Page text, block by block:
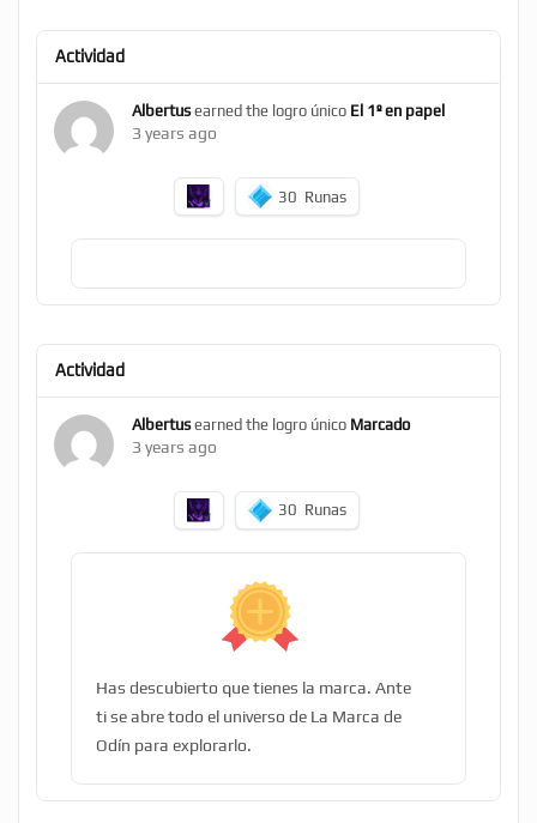
Actividad
Albertusearned the logro único El 1º en papel
3 years ago
30 Runas
Actividad
Albertusearned the logro único Marcado
3 years ago
30 Runas
Has descubierto que tienes la marca. Ante
ti se abre todo el universo de La Marca de
Odín para explorarlo.